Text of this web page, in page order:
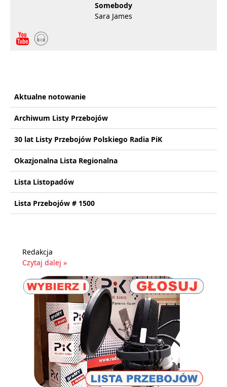
Somebody
Sara James
Aktualne notowanie
Archiwum Listy Przebojów
30 lat Listy Przebojów Polskiego Radia PiK
Okazjonalna Lista Regionalna
Lista Listopadów
Lista Przebojów # 1500
Redakcja
Czytaj dalej »